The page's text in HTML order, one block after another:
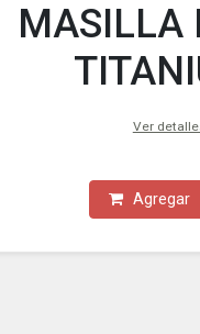
MASILLA
Ver
Agregar